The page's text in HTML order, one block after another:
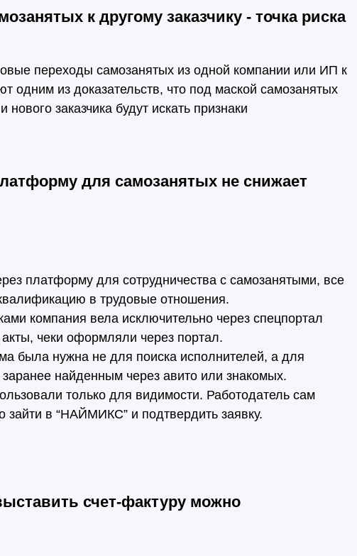
к другому заказчику - точка риска
переходы самозанятых из одной компании или ИП к
одним из доказательств, что под маской самозанятых
заказчика будут искать признаки
для самозанятых не снижает
платформу для сотрудничества с самозанятыми, все
в трудовые отношения.
компания вела исключительно через спецпортал
чеки оформляли через портал.
была нужна не для поиска исполнителей, а для
заранее найденным через авито или знакомых.
только для видимости. Работодатель сам
зайти в “НАЙМИКС” и подтвердить заявку.
счет-фактуру можно